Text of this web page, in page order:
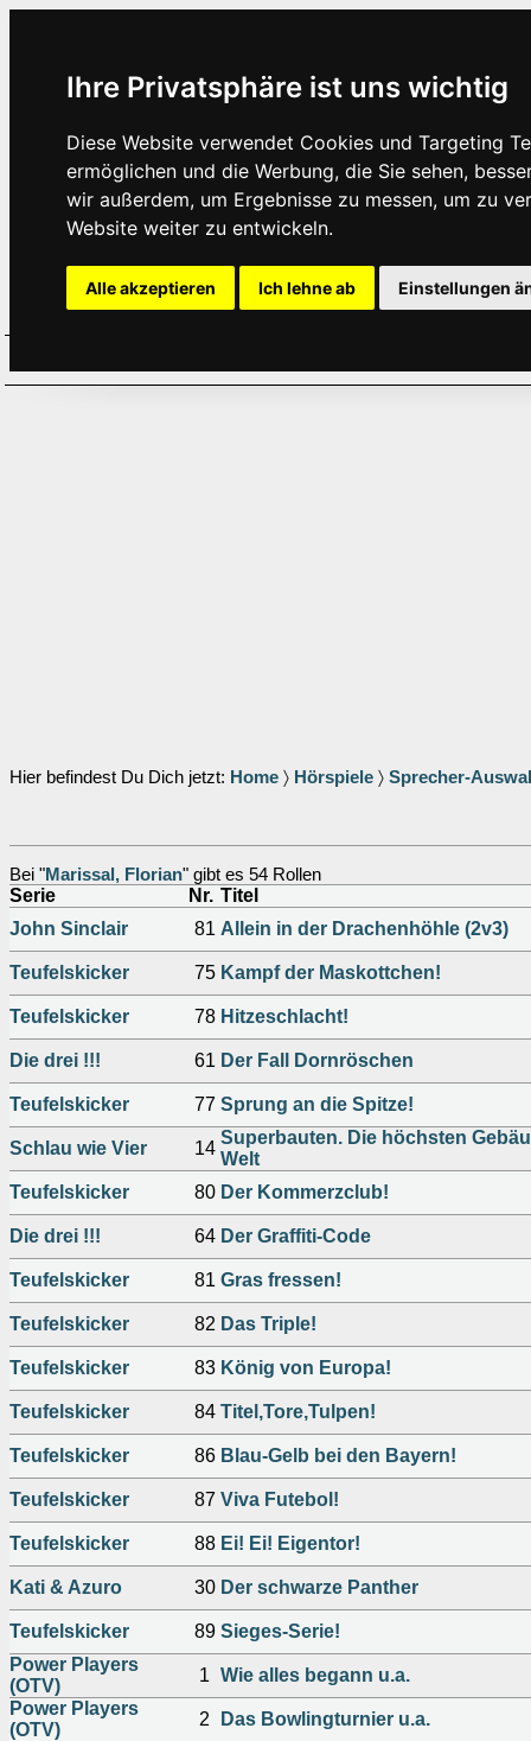
Ihre Privatsphäre ist uns wichtig
Diese Website verwendet Cookies und Targeting
ermöglichen und die Werbung, die Sie sehen,
wir außerdem, um Ergebnisse zu messen, um zu
Website weiter zu entwickeln.
Alle akzeptieren Ich lehne ab Einstellungen
Hier befindest Du Dich jetzt: Home 〉 Hörspiele 〉 Sprecher-
Bei "Marissal, Florian" gibt es 54 Rollen
Serie Nr. Titel
John Sinclair
81 Allein in der Drachenhöhle (2v3)
Teufelskicker 75 Kampf der Maskottchen!
Teufelskicker 78 Hitzeschlacht!
Die drei !!! 61 Der Fall Dornröschen
Teufelskicker 77 Sprung an die Spitze!
Schlau wie Vier 14
Superbauten. Die höchsten
Welt
Teufelskicker
80 Der Kommerzclub!
Die drei !!! 64 Der Graffiti-Code
Teufelskicker 81 Gras fressen!
Teufelskicker 82 Das Triple!
Teufelskicker 83 König von Europa!
Teufelskicker 84 Titel,Tore,Tulpen!
Teufelskicker 86 Blau-Gelb bei den Bayern!
Teufelskicker 87 Viva Futebol!
Teufelskicker 88 Ei! Ei! Eigentor!
Kati & Azuro 30 Der schwarze Panther
Teufelskicker 89 Sieges-Serie!
Power Players
(OTV)
1 Wie alles begann u.a.
Power Players
(OTV)
2
Das Bowlingturnier u.a.